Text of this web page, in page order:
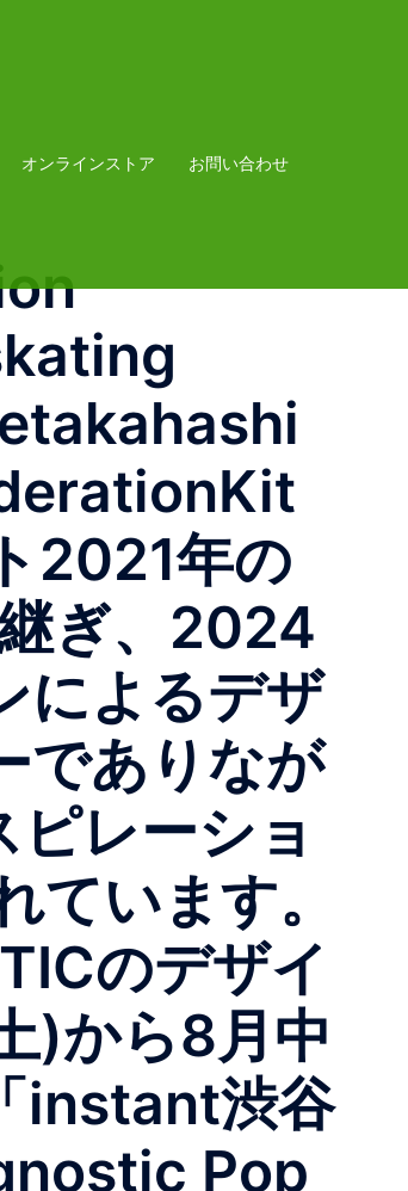
オンラインストア お問い合わせ
︎2021年の
ぎ、2024
によるデザ
でありなが
レーショ
います。
のデザイ
)から8月中
instant渋谷
Pop